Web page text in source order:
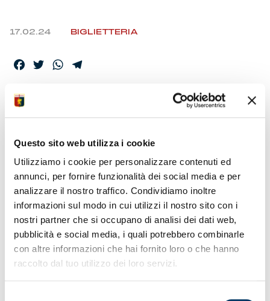
Questo sito web utilizza i cookie
Utilizziamo i cookie per personalizzare contenuti ed
annunci, per fornire funzionalità dei social media e per
analizzare il nostro traffico. Condividiamo inoltre
informazioni sul modo in cui utilizzi il nostro sito con i
nostri partner che si occupano di analisi dei dati web,
pubblicità e social media, i quali potrebbero combinarle
con altre informazioni che hai fornito loro o che hanno
raccolto dal tuo utilizzo dei loro servizi.
17.02.24 BIGLIETTERIA
Facebook
TwitterWhatsApp
INTER-GENOA,
BIGLIETTI SETTORE
OSPITI
accedendo online tramite il sito del Genoa. Il posticipo
della 27a giornata è in programma lunedì 4 marzo alle
ore 20:45. Tutti i titolari di biglietto di accesso sono
tenuti ad accedere allo stadio recandosi al Park Ospiti
in via Federico Tesio, nelle adiacenze di Via Harar,